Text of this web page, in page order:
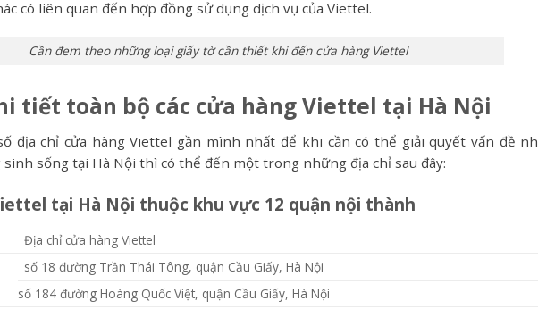
có liên quan đến hợp đồng sử dụng dịch vụ của Viettel.
Cần đem theo những loại giấy tờ cần thiết khi đến cửa hàng Viettel
tiết toàn bộ các cửa hàng Viettel tại Hà Nội
địa chỉ cửa hàng Viettel gần mình nhất để khi cần có thể giải quyết vấn đề
sinh sống tại Hà Nội thì có thể đến một trong những địa chỉ sau đây:
tại Hà Nội thuộc khu vực 12 quận nội thành
Địa chỉ cửa hàng Viettel
số 18 đường Trần Thái Tông, quận Cầu Giấy, Hà Nội
số 184 đường Hoàng Quốc Việt, quận Cầu Giấy, Hà Nội